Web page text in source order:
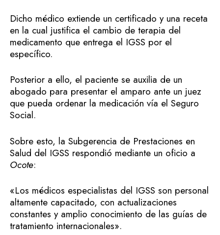
Dicho médico extiende un certificado y una receta
en la cual justifica el cambio de terapia del
medicamento que entrega el IGSS por el
específico.
Posterior a ello, el paciente se auxilia de un
abogado para presentar el amparo ante un juez
que pueda ordenar la medicación vía el Seguro
Social.
Sobre esto, la Subgerencia de Prestaciones en
Salud del IGSS respondió mediante un oficio a
Ocote:
«Los médicos especialistas del IGSS son personal
altamente capacitado, con actualizaciones
constantes y amplio conocimiento de las guías de
tratamiento internacionales».